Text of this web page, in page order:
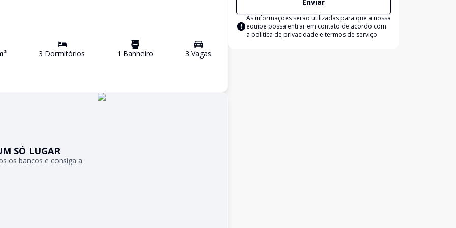
3 Dormitórios 1 Banheiro 3 Vagas
SÓ LUGAR
os bancos e consiga a
As informações serão utilizadas para que a nossa
equipe possa entrar em contato de acordo com
a política de privacidade e termos de serviço